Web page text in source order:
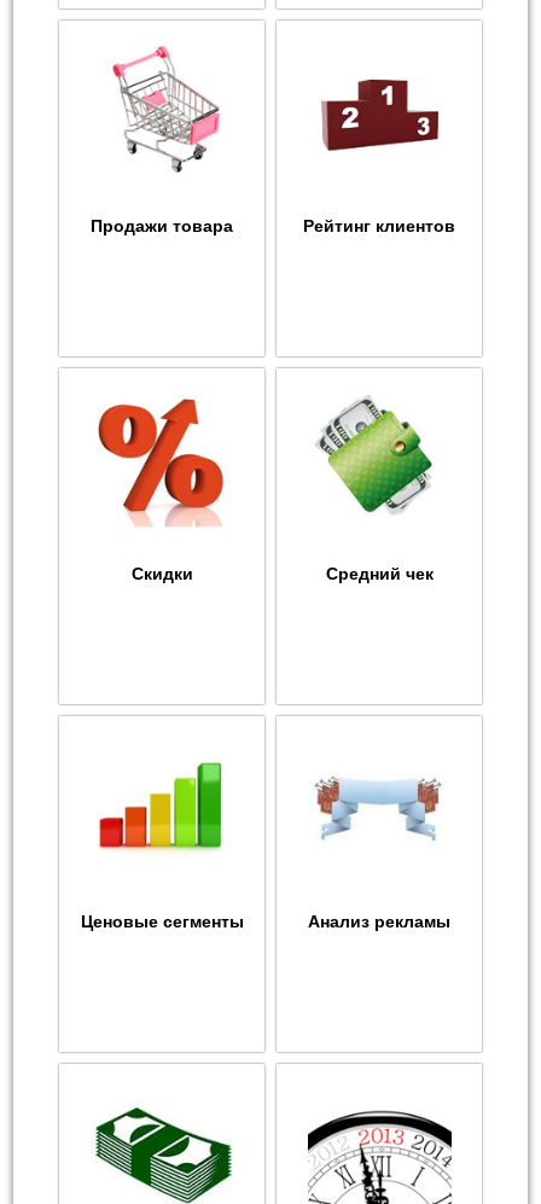
Продажи товара Рейтинг клиентов
Скидки Средний чек
Ценовые сегменты Анализ рекламы